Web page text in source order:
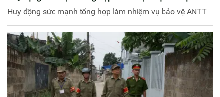
Huy động sức mạnh tổng hợp làm nhiệm vụ bảo vệ ANTT